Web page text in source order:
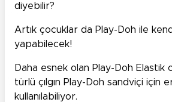
diyebilir?
Artık çocuklar da Play-Doh ile
yapabilecek!
Daha esnek olan Play-Doh Elastik
türlü çılgın Play-Doh sandviçi için
kullanılabiliyor.